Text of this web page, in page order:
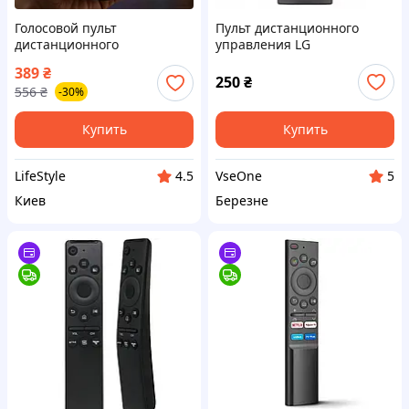
Голосовой пульт
дистанционного
телевизора, черный / Пульт
ДУ / Голосовое управление
389₴
556 ₴ -30%
Купить
LifeStyle
4.5
Киев
Пульт дистанционного
управления LG
саундбаров LG.
250₴
Купить
VseOne
5
Березне